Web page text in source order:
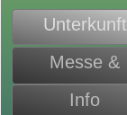
Unterkunft
Messe &
Monteure
Info